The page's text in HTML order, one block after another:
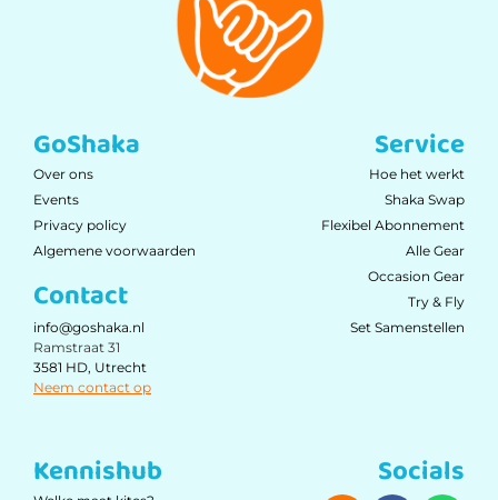
GoShaka
Over ons
Events
Privacy policy
Algemene voorwaarden
Contact
info@goshaka.nl
Ramstraat 31
3581 HD, Utrecht
Neem contact op
Service
Hoe het werkt
Shaka Swap
Flexibel Abonnement
Alle Gear
Occasion Gear
Try & Fly
Set Samenstellen
Kennishub Socials